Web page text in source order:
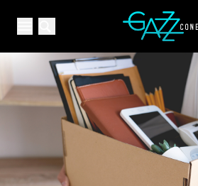
Open main menuYour Company